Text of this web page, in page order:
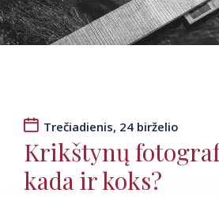
Trečiadienis, 24 birželio
Krikštynų
kada ir koks?